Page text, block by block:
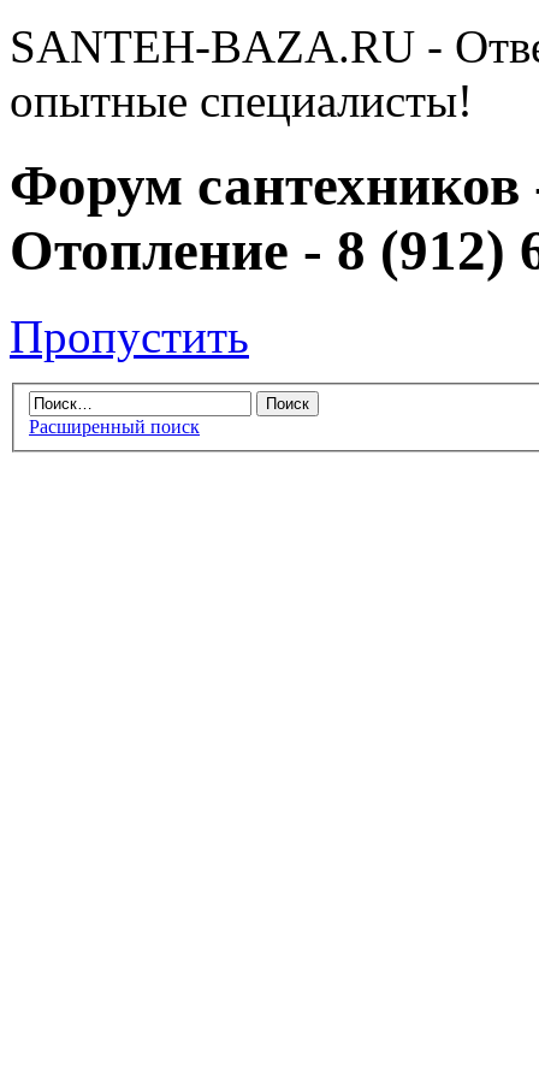
SANTEH-BAZA.RU -
опытные специалисты!
Форум сантехников
Отопление - 8 (912)
Пропустить
Расширенный поиск